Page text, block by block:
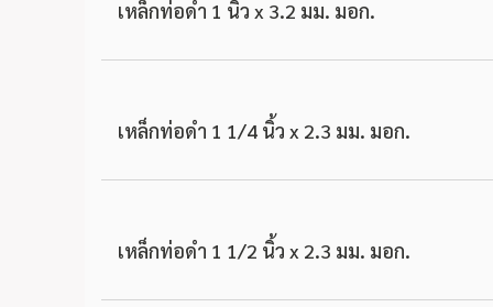
เหล็กท่อดำ 1 นิ้ว x 3.2 มม. มอก.
เหล็กท่อดำ 1 1/4 นิ้ว x 2.3 มม. มอก.
เหล็กท่อดำ 1 1/2 นิ้ว x 2.3 มม. มอก.